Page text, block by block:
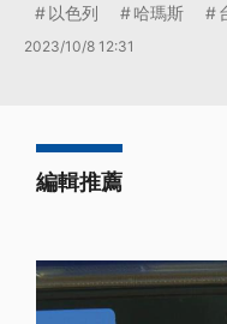
以色列 哈瑪斯
2023/10/8 12:31
編輯推薦